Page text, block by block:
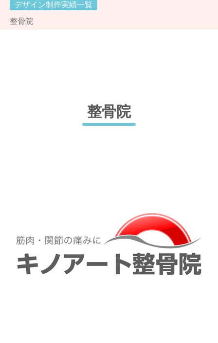
デザイン制作実績一覧
整骨院
整骨院